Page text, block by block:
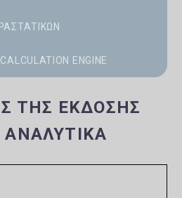
ENGINE
ΤΗΣ ΈΚΔΟΣΗΣ
ΑΝΑΛΥΤΙΚΆ